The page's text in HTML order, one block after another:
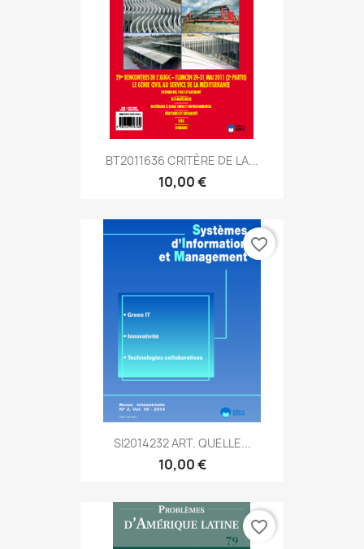
BT2011636 CRITÈRE DE LA...
10,00 €
SI2014232 ART. QUELLE...
10,00 €
favorite_border
favorite_border